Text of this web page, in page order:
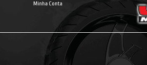
Minha Conta